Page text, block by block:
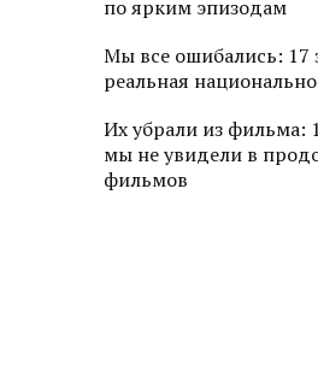
по ярким эпизодам
Мы все ошибались: 17
реальная
Их убрали из фильма:
мы не увидели в
фильмов